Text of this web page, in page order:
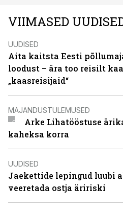
VIIMASED
UUDISED
Aita kaitsta Eesti
loodust – ära too reisilt
„kaasreisijaid“
MAJANDUSTULEMUSED
Arke Lihatööstuse
kaheksa korra
UUDISED
Jaekettide lepingud luubi
veeretada ostja äririski